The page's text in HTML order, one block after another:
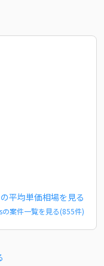
平均単価相場を見る
の案件一覧を見る(855件)